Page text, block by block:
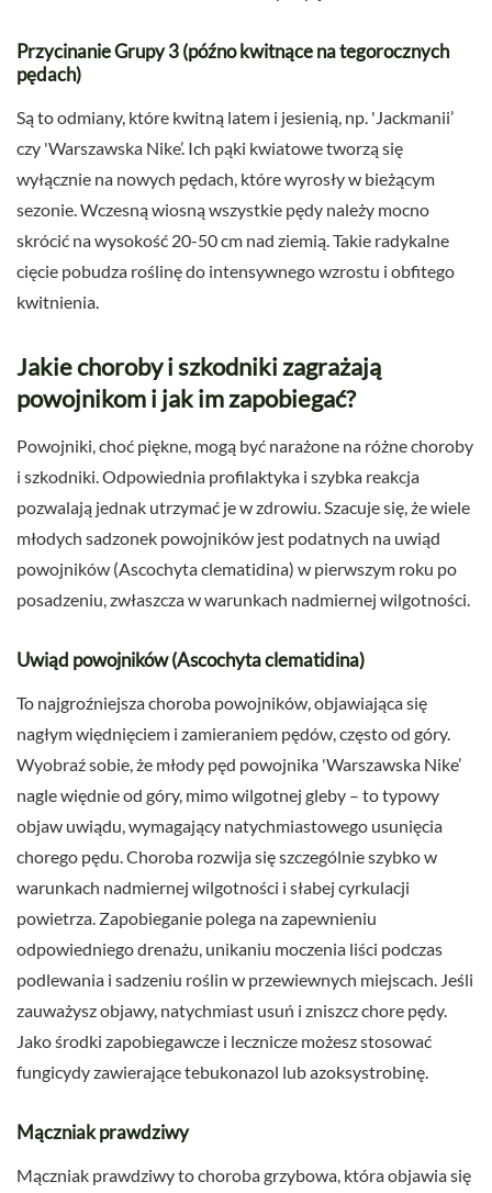
Przycinanie Grupy 3 (późno kwitnące na tegorocznych
pędach)
Są to odmiany, które kwitną latem i jesienią, np. 'Jackmanii’
czy 'Warszawska Nike’. Ich pąki kwiatowe tworzą się
wyłącznie na nowych pędach, które wyrosły w bieżącym
sezonie. Wczesną wiosną wszystkie pędy należy mocno
skrócić na wysokość 20-50 cm nad ziemią. Takie radykalne
cięcie pobudza roślinę do intensywnego wzrostu i obfitego
kwitnienia.
Jakie choroby i szkodniki zagrażają
powojnikom i jak im zapobiegać?
Powojniki, choć piękne, mogą być narażone na różne choroby
i szkodniki. Odpowiednia profilaktyka i szybka reakcja
pozwalają jednak utrzymać je w zdrowiu. Szacuje się, że wiele
młodych sadzonek powojników jest podatnych na uwiąd
powojników (Ascochyta clematidina) w pierwszym roku po
posadzeniu, zwłaszcza w warunkach nadmiernej wilgotności.
Uwiąd powojników (Ascochyta clematidina)
To najgroźniejsza choroba powojników, objawiająca się
nagłym więdnięciem i zamieraniem pędów, często od góry.
Wyobraź sobie, że młody pęd powojnika 'Warszawska Nike’
nagle więdnie od góry, mimo wilgotnej gleby – to typowy
objaw uwiądu, wymagający natychmiastowego usunięcia
chorego pędu. Choroba rozwija się szczególnie szybko w
warunkach nadmiernej wilgotności i słabej cyrkulacji
powietrza. Zapobieganie polega na zapewnieniu
odpowiedniego drenażu, unikaniu moczenia liści podczas
podlewania i sadzeniu roślin w przewiewnych miejscach. Jeśli
zauważysz objawy, natychmiast usuń i zniszcz chore pędy.
Jako środki zapobiegawcze i lecznicze możesz stosować
fungicydy zawierające tebukonazol lub azoksystrobinę.
Mączniak prawdziwy
Mączniak prawdziwy to choroba grzybowa, która objawia się